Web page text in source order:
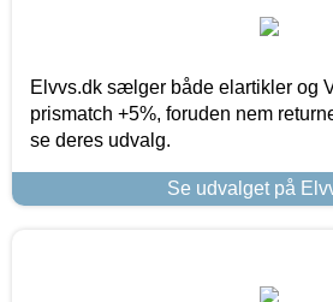
Elvvs.dk sælger både elartikler og
prismatch +5%, foruden nem
se deres udvalg.
Se udvalget på